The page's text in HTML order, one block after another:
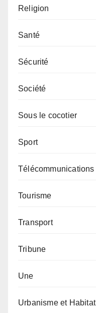
Religion
Santé
Sécurité
Société
Sous le cocotier
Sport
Télécommunications
Tourisme
Transport
Tribune
Une
Urbanisme et Habitat